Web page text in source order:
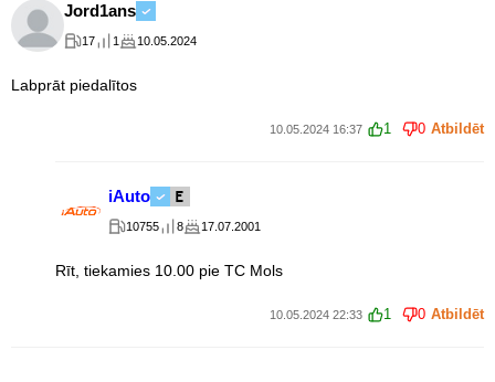
Jord1ans
17 1 10.05.2024
Labprāt piedalītos
10.05.2024 16:37 1 0 Atbildēt
iAuto
10755 8 17.07.2001
Rīt, tiekamies 10.00 pie TC Mols
10.05.2024 22:33 1 0 Atbildēt